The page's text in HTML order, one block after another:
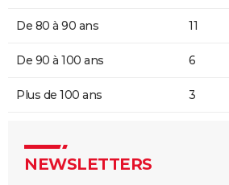
De 80 à 90 ans 11
De 90 à 100 ans 6
Plus de 100 ans 3
NEWSLETTERS